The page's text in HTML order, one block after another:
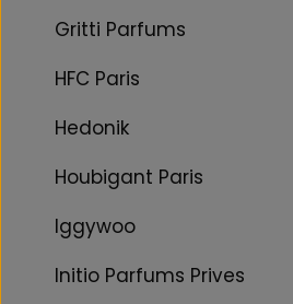
Gritti Parfums
HFC Paris
Hedonik
Houbigant Paris
Iggywoo
Initio Parfums Prives